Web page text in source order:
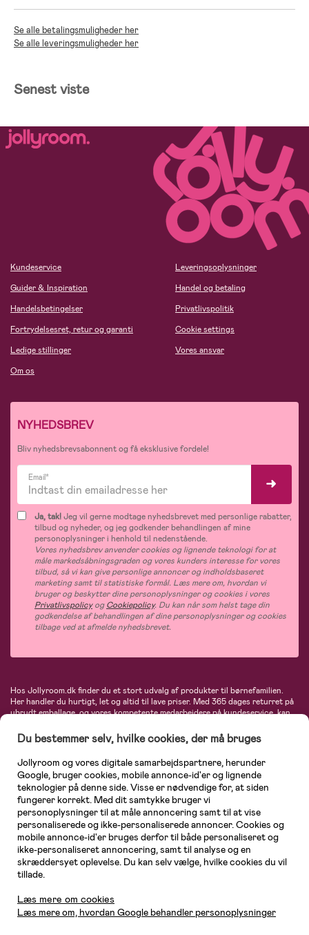
Se alle betalingsmuligheder her
Se alle leveringsmuligheder her
Senest viste
Kundeservice
Guider & Inspiration
Handelsbetingelser
Fortrydelsesret, retur og garanti
Ledige stillinger
Om os
Leveringsoplysninger
Handel og betaling
Privatlivspolitik
Cookie settings
Vores ansvar
NYHEDSBREV
Bliv nyhedsbrevsabonnent og få eksklusive fordele!
Email*
Ja, tak!Jeg vil gerne modtage nyhedsbrevet med personlige rabatter,
tilbud og nyheder, og jeg godkender behandlingen af mine
personoplysninger i henhold til nedenstående.
Vores nyhedsbrev anvender cookies og lignende teknologi for at
måle markedsåbningsgraden og vores kunders interesse for vores
tilbud, så vi kan give personlige annoncer og indholdsbaseret
marketing samt til statistiske formål. Læs mere om, hvordan vi
bruger og beskytter dine personoplysninger og cookies i vores
PrivatlivspolicyogCookiepolicy. Du kan når som helst tage din
godkendelse af behandlingen af dine personoplysninger og cookies
tilbage ved at afmelde nyhedsbrevet.
Hos Jollyroom.dk finder du et stort udvalg af produkter til børnefamilien.
Her handler du hurtigt, let og altid til lave priser. Med 365 dages returret på
ubrudt emballage, og vores kompetente medarbejdere på kundeservice, kan
barnevogne, autostole, børne- og babytøj, produkter til gravide og ammende
mødre, indretning og inspiration, legetøj, babyudstyr og meget mere. Vi
tilbyder produkter fra velkendte varemærker som Britax, Maxi-Cosi, Baby
Jogger, BabyBjörn, Didriksons, KidKraft, Ergobaby, Phillips Avent, Neonate,
Cybex, LEGO og mange flere. Kort sagt - et kæmpe sortiment venter på dig!
Du bestemmer selv, hvilke cookies, der må bruges
Jollyroom og vores digitale samarbejdspartnere, herunder
Google, bruger cookies, mobile annonce-id'er og lignende
teknologier på denne side. Visse er nødvendige for, at siden
fungerer korrekt. Med dit samtykke bruger vi
personoplysninger til at måle annoncering samt til at vise
personaliserede og ikke-personaliserede annoncer. Cookies og
mobile annonce-id'er bruges derfor til både personaliseret og
ikke-personaliseret annoncering, samt til analyse og en
skræddersyet oplevelse. Du kan selv vælge, hvilke cookies du vil
tillade.
Læs mere om cookies
Læs mere om, hvordan Google behandler personoplysninger